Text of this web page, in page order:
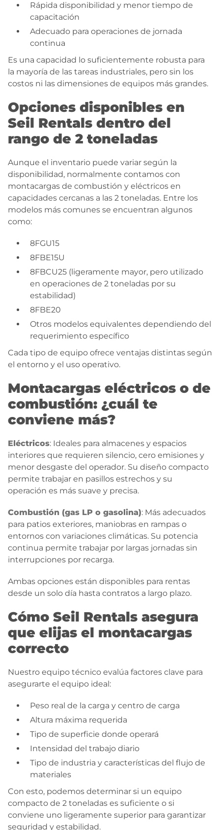
Rápida disponibilidad y menor tiempo de
capacitación
Adecuado para operaciones de jornada
continua
Es una capacidad lo suficientemente robusta para
la mayoría de las tareas industriales, pero sin los
costos ni las dimensiones de equipos más grandes.
Opciones disponibles en
Seil Rentals dentro del
rango de 2 toneladas
Aunque el inventario puede variar según la
disponibilidad, normalmente contamos con
montacargas de combustión y eléctricos en
capacidades cercanas a las 2 toneladas. Entre los
modelos más comunes se encuentran algunos
como:
8FGU15
8FBE15U
8FBCU25 (ligeramente mayor, pero utilizado
en operaciones de 2 toneladas por su
estabilidad)
8FBE20
Otros modelos equivalentes dependiendo del
requerimiento específico
Cada tipo de equipo ofrece ventajas distintas según
el entorno y el uso operativo.
Montacargas eléctricos o de
combustión: ¿cuál te
conviene más?
Eléctricos: Ideales para almacenes y espacios
interiores que requieren silencio, cero emisiones y
menor desgaste del operador. Su diseño compacto
permite trabajar en pasillos estrechos y su
operación es más suave y precisa.
Combustión (gas LP o gasolina): Más adecuados
para patios exteriores, maniobras en rampas o
entornos con variaciones climáticas. Su potencia
continua permite trabajar por largas jornadas sin
interrupciones por recarga.
Ambas opciones están disponibles para rentas
desde un solo día hasta contratos a largo plazo.
Cómo Seil Rentals asegura
que elijas el montacargas
correcto
Nuestro equipo técnico evalúa factores clave para
asegurarte el equipo ideal:
Peso real de la carga y centro de carga
Altura máxima requerida
Tipo de superficie donde operará
Intensidad del trabajo diario
Tipo de industria y características del flujo de
materiales
Con esto, podemos determinar si un equipo
compacto de 2 toneladas es suficiente o si
conviene uno ligeramente superior para garantizar
seguridad y estabilidad.